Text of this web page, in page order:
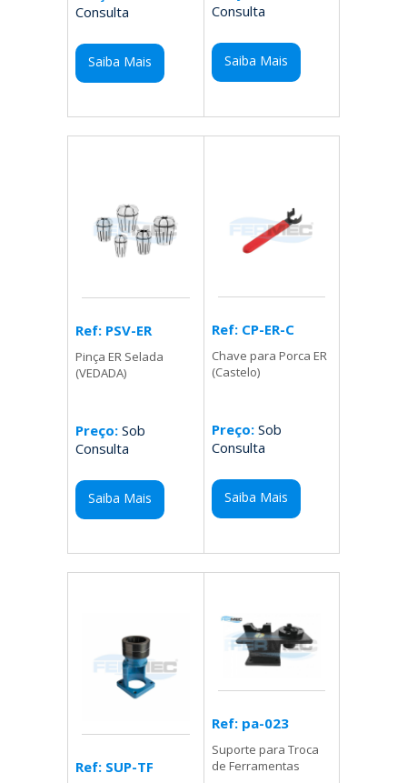
Consulta
Saiba Mais
Consulta
Saiba Mais
Ref: PSV-ER
Pinça ER Selada
(VEDADA)
Preço: Sob
Consulta
Saiba Mais
Ref: CP-ER-C
Chave para Porca ER
(Castelo)
Preço:Sob
Consulta
Saiba Mais
Ref: SUP-TF
Ref: pa-023
Suporte para Troca
de Ferramentas